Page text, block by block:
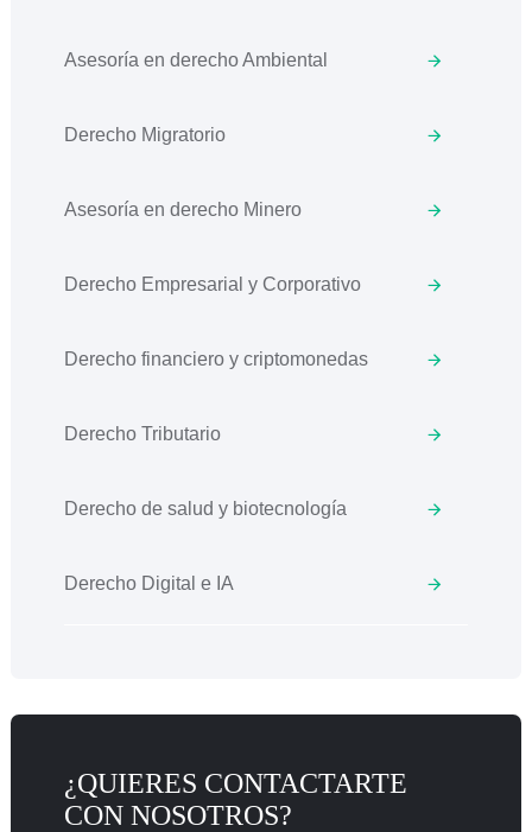
Asesoría en derecho Ambiental
Derecho Migratorio
Asesoría en derecho Minero
Derecho Empresarial y Corporativo
Derecho financiero y criptomonedas
Derecho Tributario
Derecho de salud y biotecnología
Derecho Digital e IA
¿QUIERES CONTACTARTE
CON NOSOTROS?